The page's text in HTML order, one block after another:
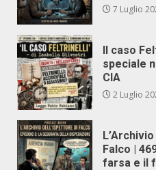
7 Luglio
Il caso
speciale
CIA
2 Luglio
Falco |
farsa e il